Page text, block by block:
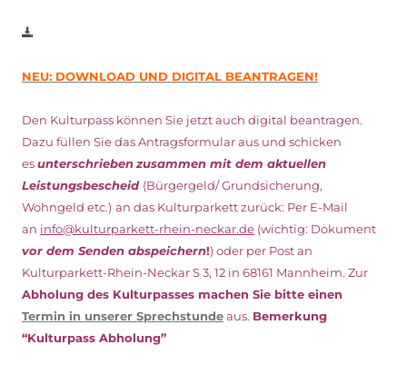
NEU: DOWNLOAD UND DIGITAL BEANTRAGEN!
Den Kulturpass können Sie jetzt auch digital beantragen.
Dazu füllen Sie das Antragsformular aus und schicken
esunterschriebenzusammen mit dem aktuellen
Leistungsbescheid (Bürgergeld/ Grundsicherung,
Wohngeld etc.) an das Kulturparkett zurück: Per E-Mail
an info@kulturparkett-rhein-neckar.de (wichtig: Dokument
vor dem Senden abspeichern!) oder per Post an
Kulturparkett-Rhein-Neckar S 3, 12 in 68161 Mannheim. Zur
Abholung des Kulturpasses machen Sie bitte einen
Termin in unserer Sprechstundeaus. Bemerkung
“Kulturpass Abholung”